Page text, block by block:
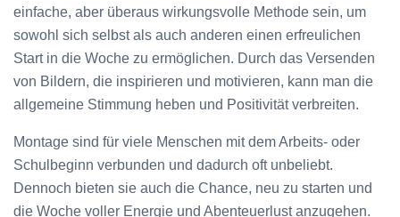
einfache, aber überaus wirkungsvolle Methode sein, um
sowohl sich selbst als auch anderen einen erfreulichen
Start in die Woche zu ermöglichen. Durch das Versenden
von Bildern, die inspirieren und motivieren, kann man die
allgemeine Stimmung heben und Positivität verbreiten.
Montage sind für viele Menschen mit dem Arbeits- oder
Schulbeginn verbunden und dadurch oft unbeliebt.
Dennoch bieten sie auch die Chance, neu zu starten und
die Woche voller Energie und Abenteuerlust anzugehen.